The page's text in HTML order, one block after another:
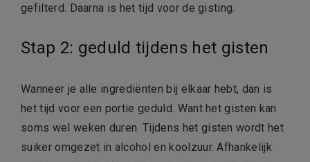
gefilterd. Daarna is het tijd voor de gisting.
Stap 2: geduld tijdens het gisten
Wanneer je alle ingrediënten bij elkaar hebt, dan is
het tijd voor een portie geduld. Want het gisten kan
soms wel weken duren. Tijdens het gisten wordt het
suiker omgezet in alcohol en koolzuur. Afhankelijk